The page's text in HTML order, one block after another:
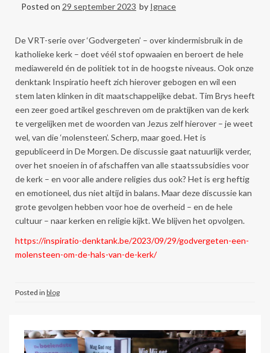
Posted on 29 september 2023 by Ignace
De VRT-serie over ‘Godvergeten’ – over kindermisbruik in de
katholieke kerk – doet véél stof opwaaien en beroert de hele
mediawereld én de politiek tot in de hoogste niveaus. Ook onze
denktank Inspiratio heeft zich hierover gebogen en wil een
stem laten klinken in dit maatschappelijke debat. Tim Brys heeft
een zeer goed artikel geschreven om de praktijken van de kerk
te vergelijken met de woorden van Jezus zelf hierover – je weet
wel, van die ‘molensteen’. Scherp, maar goed. Het is
gepubliceerd in De Morgen. De discussie gaat natuurlijk verder,
over het snoeien in of afschaffen van alle staatssubsidies voor
de kerk – en voor alle andere religies dus ook? Het is erg heftig
en emotioneel, dus niet altijd in balans. Maar deze discussie kan
grote gevolgen hebben voor hoe de overheid – en de hele
cultuur – naar kerken en religie kijkt. We blijven het opvolgen.
https://inspiratio-denktank.be/2023/09/29/godvergeten-een-
molensteen-om-de-hals-van-de-kerk/
Posted in blog